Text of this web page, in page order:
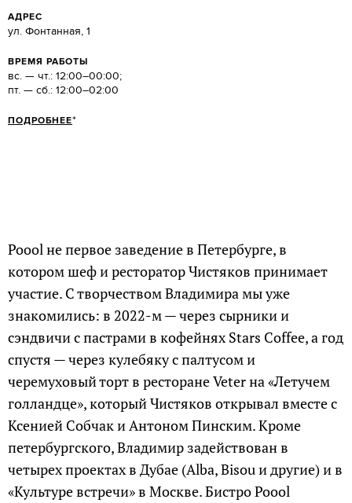
АДРЕС
ул. Фонтанная, 1
ВРЕМЯ РАБОТЫ
вс. — чт.: 12:00–00:00;
пт. — сб.: 12:00–02:00
ПОДРОБНЕЕ*
Poool не первое заведение в Петербурге, в
котором шеф и ресторатор Чистяков принимает
участие. С творчеством Владимира мы уже
знакомились: в 2022-м — через сырники и
сэндвичи с пастрами в кофейнях Stars Coffeе, а год
спустя — через кулебяку с палтусом и
черемуховый торт в ресторане Veter на «Летучем
голландце», который Чистяков открывал вместе с
Ксенией Собчак и Антоном Пинским. Кроме
петербургского, Владимир задействован в
четырех проектах в Дубае (Alba, Bisou и другие) и в
«Культуре встречи» в Москве. Бистро Poool